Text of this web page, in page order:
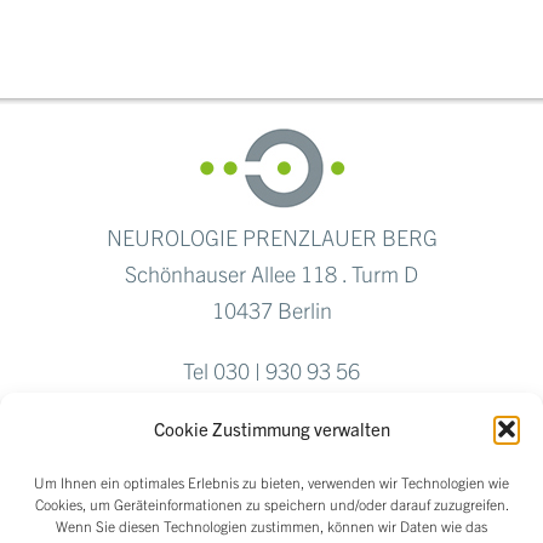
Cookie Zustimmung verwalten
Um Ihnen ein optimales Erlebnis zu bieten, verwenden wir Technologien wie
Cookies, um Geräteinformationen zu speichern und/oder darauf zuzugreifen.
Wenn Sie diesen Technologien zustimmen, können wir Daten wie das
NEUROLOGIE PRENZLAUER BERG
Schönhauser Allee 118 . Turm D
10437 Berlin
Tel 030 | 930 93 56